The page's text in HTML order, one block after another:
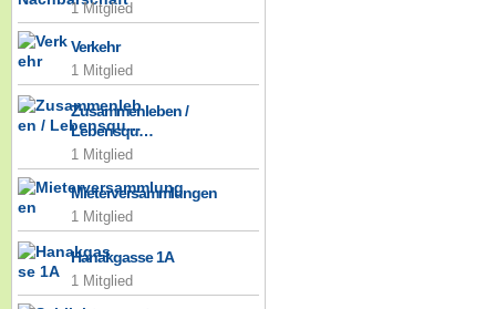
1 Mitglied
Verkehr
1 Mitglied
Zusammenleben /
Lebensqu…
1 Mitglied
Mieterversammlungen
1 Mitglied
Hanakgasse 1A
1 Mitglied